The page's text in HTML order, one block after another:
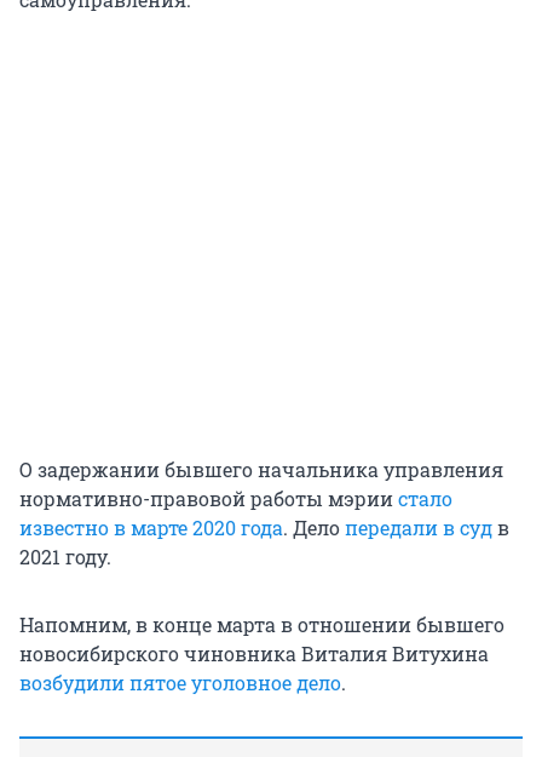
О задержании бывшего начальника управления
нормативно-правовой работы мэриистало
известно в марте 2020 года. Делопередали в судв
2021 году.
Напомним, в конце марта в отношении бывшего
новосибирского чиновника Виталия Витухина
возбудили пятое уголовное дело.